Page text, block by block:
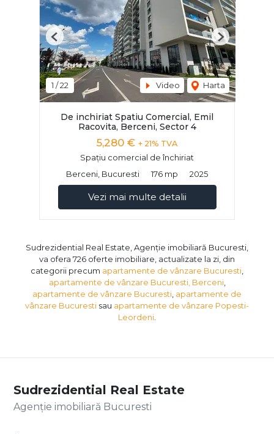
1 /22 Video Harta
Previous Next
De inchiriat Spatiu Comercial, Emil
Racovita, Berceni, Sector 4
5,280 € + 21% TVA
Spațiu comercial de închiriat
Berceni, Bucuresti
176 mp 2025
Vezi mai multe detalii
Sudrezidential Real Estate, Agenție imobiliară Bucuresti,
va ofera 726 oferte imobiliare, actualizate la zi, din
categorii precum apartamente de vânzare Bucuresti
apartamente de vânzare Bucuresti, Berceni,
apartamente de vânzare Bucuresti apartamente de
vânzare Bucuresti sau apartamente de vânzare Popesti-
Leordeni
Sudrezidential Real Estate
Agenție imobiliară Bucuresti